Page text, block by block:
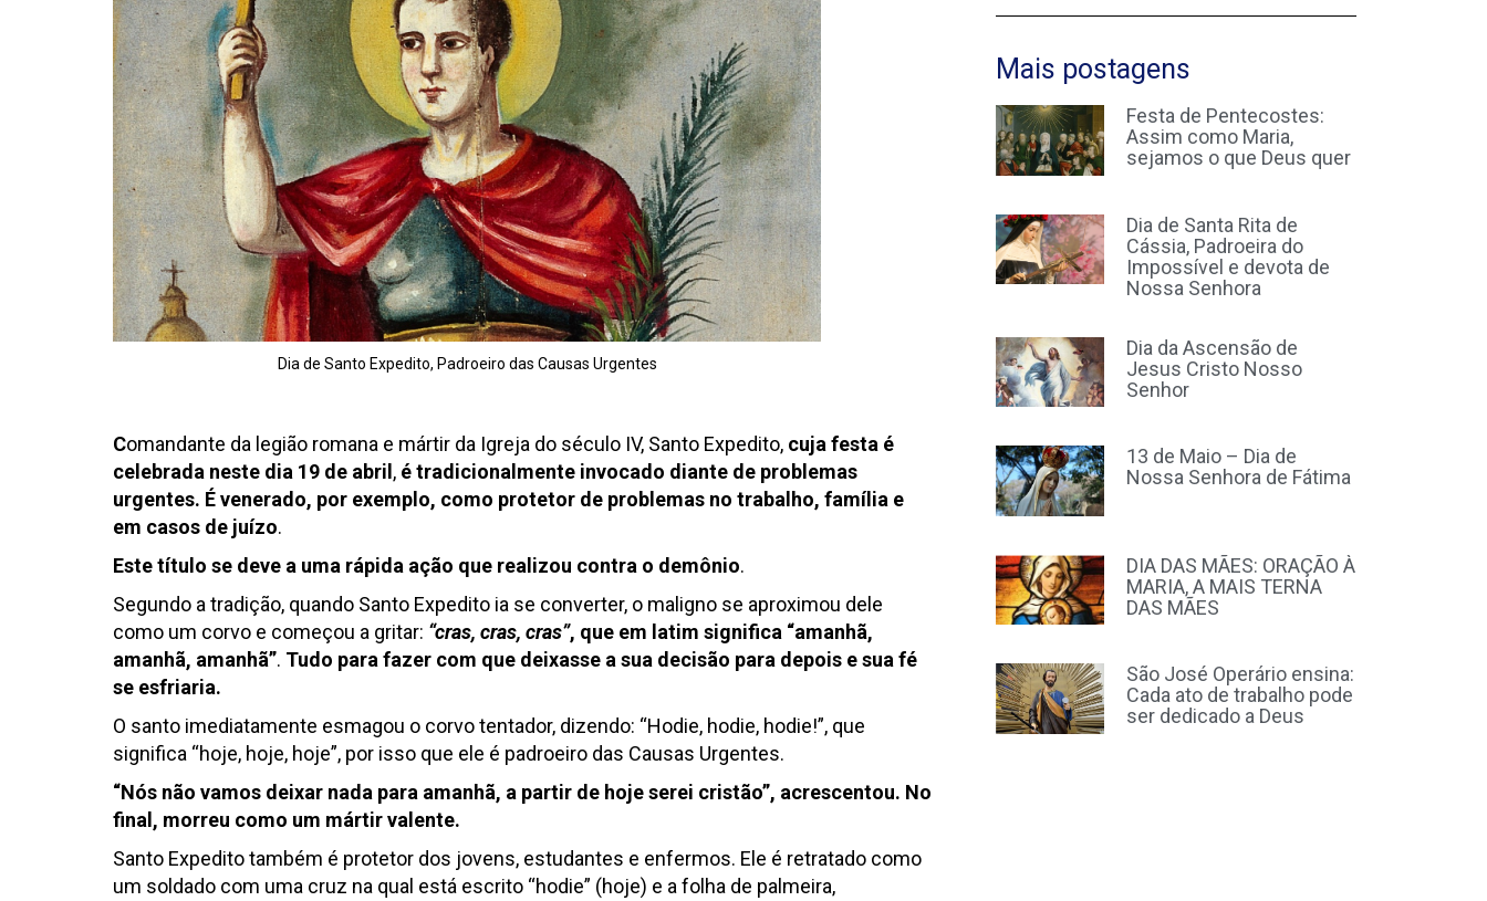
Dia de Santo Expedito, Padroeiro das Causas Urgentes
Comandante da legião romana e mártir da Igreja do século IV, Santo Expedito, cuja festa é
celebrada neste dia 19 de abril , é tradicionalmente invocado diante de problemas
urgentes. É venerado, por exemplo, como protetor de problemas no trabalho, família e
em casos de juízo.
Este título se deve a uma rápida ação que realizou contra o demônio.
Segundo a tradição, quando Santo Expedito ia se converter, o maligno se aproximou dele
como um corvo e começou a gritar: “cras, cras, cras”, que em latim significa “amanhã,
amanhã, amanhã”. Tudo para fazer com que deixasse a sua decisão para depois e sua fé
se esfriaria.
O santo imediatamente esmagou o corvo tentador, dizendo: “Hodie, hodie, hodie!”, que
significa “hoje, hoje, hoje”, por isso que ele é padroeiro das Causas Urgentes.
“Nós não vamos deixar nada para amanhã, a partir de hoje serei cristão”, acrescentou. No
final, morreu como um mártir valente.
Santo Expedito também é protetor dos jovens, estudantes e enfermos. Ele é retratado como
um soldado com uma cruz na qual está escrito “hodie” (hoje) e a folha de palmeira,
Mais postagens
Festa de Pentecostes:
Assim como Maria,
sejamos o que Deus quer
Dia de Santa Rita de
Cássia, Padroeira do
Impossível e devota de
Nossa Senhora
Dia da Ascensão de
Jesus Cristo Nosso
Senhor
13 de Maio – Dia de
Nossa Senhora de Fátima
DIA DAS MÃES: ORAÇÃO À
MARIA, A MAIS TERNA
DAS MÃES
São José Operário ensina:
Cada ato de trabalho pode
ser dedicado a Deus